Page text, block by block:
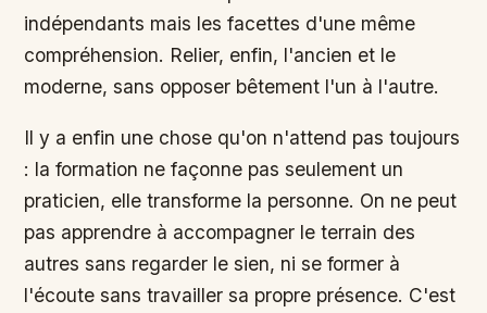
indépendants mais les facettes d'une même
compréhension. Relier, enfin, l'ancien et le
moderne, sans opposer bêtement l'un à l'autre.
Il y a enfin une chose qu'on n'attend pas toujours
: la formation ne façonne pas seulement un
praticien, elle transforme la personne. On ne peut
pas apprendre à accompagner le terrain des
autres sans regarder le sien, ni se former à
l'écoute sans travailler sa propre présence. C'est